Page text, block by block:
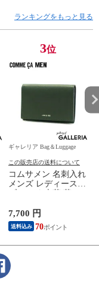
Journey Cabin INV50
ランキングをもっと見る
3位
ギャレリア Bag＆Luggage
この販売店の送料について
コムサメン 名刺入れ
メンズ レディース
ブランド 本革 革
型 スリム 軽量 おし
ゃれ バイカラー カ
ードケース カード入
Cole 名刺入
WCM6755
7,700 円
送料込み 70